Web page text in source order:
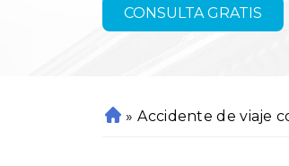
CONSULTA GRATIS
In » Accidente de viaje